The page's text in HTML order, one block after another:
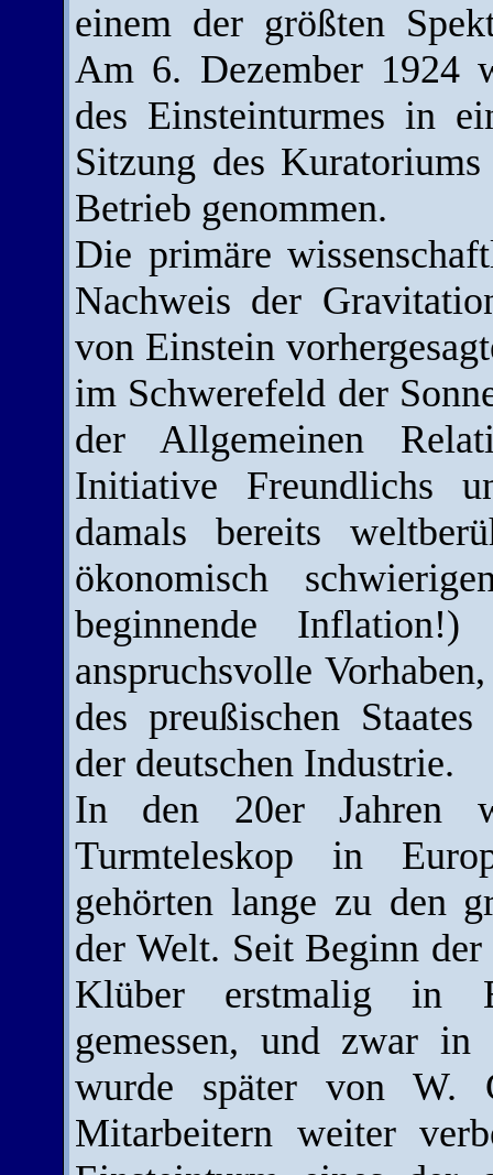
einem der größten
Am 6. Dezember 1924
des Einsteinturmes in
Sitzung des
Betrieb genommen.
Die primäre
Nachweis der
von Einstein
im Schwerefeld der
der Allgemeinen
Initiative Freundlichs
damals bereits
ökonomisch
beginnende
anspruchsvolle
des preußischen
der deutschen Industrie.
In den 20er Jahren
Turmteleskop in
gehörten lange zu den
der Welt. Seit Beginn
Klüber erstmalig in
gemessen, und zwar in
wurde später von W.
Mitarbeitern weiter